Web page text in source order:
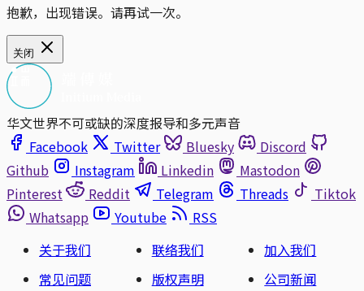
抱歉，出现错误。请再试一次。
关闭
华文世界不可或缺的深度报导和多元声音
Facebook
Twitter Bluesky
Discord
Github
Instagram Linkedin
Mastodon
Pinterest
Reddit Telegram Threads
Tiktok
Whatsapp
Youtube
RSS
关于我们
联络我们
加入我们
常见问题
版权声明
公司新闻